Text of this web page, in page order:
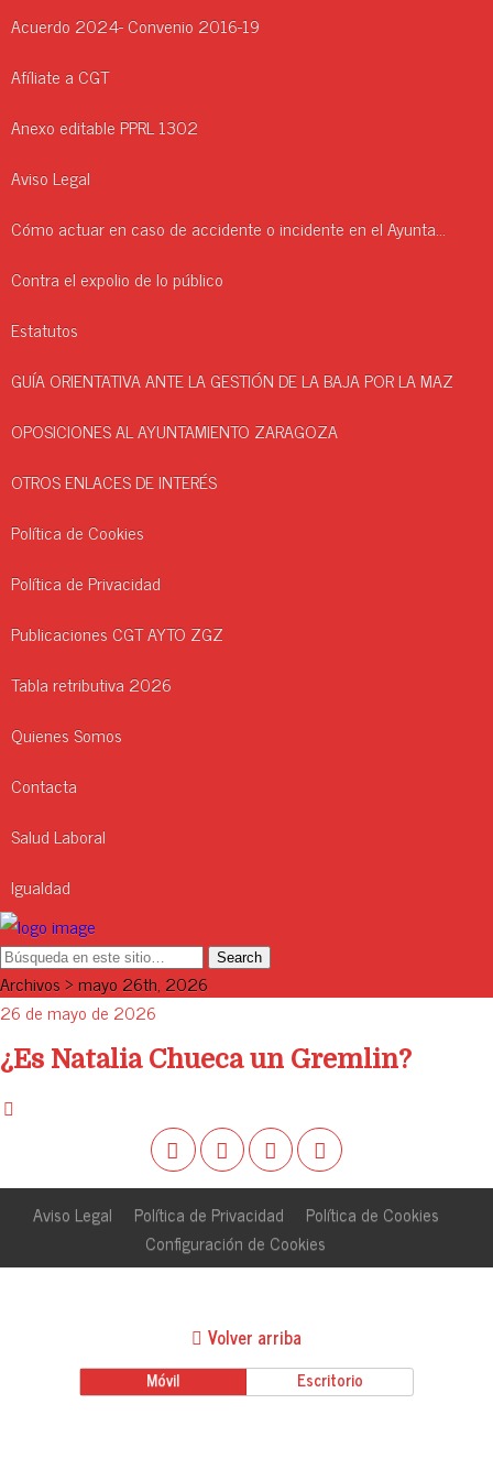
Acuerdo 2024- Convenio 2016-19
Afíliate a CGT
Anexo editable PPRL 1302
Aviso Legal
Cómo actuar en caso de accidente o incidente en el Ayuntamiento.
Contra el expolio de lo público
Estatutos
GUÍA ORIENTATIVA ANTE LA GESTIÓN DE LA BAJA POR LA MAZ
OPOSICIONES AL AYUNTAMIENTO ZARAGOZA
OTROS ENLACES DE INTERÉS
Política de Cookies
Política de Privacidad
Publicaciones CGT AYTO ZGZ
Tabla retributiva 2026
Quienes Somos
Contacta
Salud Laboral
Igualdad
Archivos › mayo 26th, 2026
26 de mayo de 2026
¿Es Natalia Chueca un Gremlin?
Aviso Legal Política de Privacidad
Política de Cookies
Configuración de Cookies
Volver arriba
Móvil Escritorio